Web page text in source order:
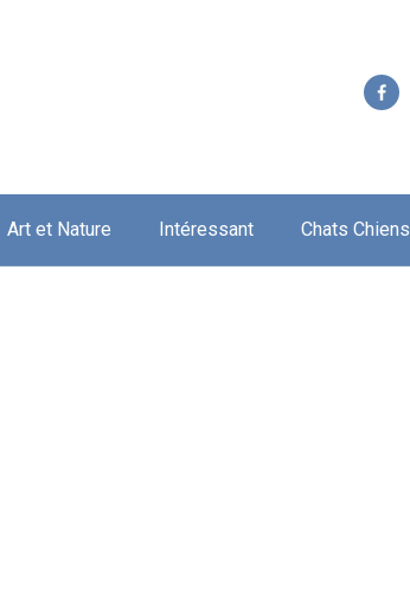
Art et Nature Intéressant Chats Chiens